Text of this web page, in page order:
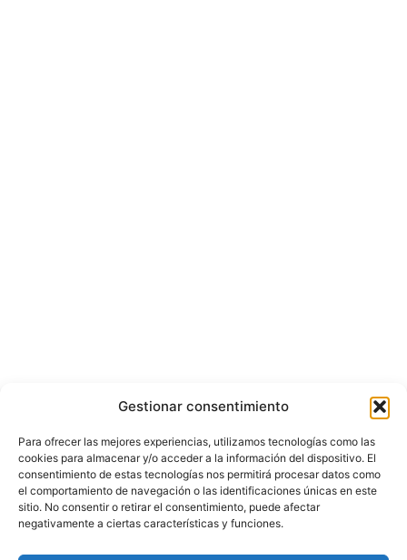
Gestionar consentimiento
Para ofrecer las mejores experiencias, utilizamos tecnologías como las
cookies para almacenar y/o acceder a la información del dispositivo. El
consentimiento de estas tecnologías nos permitirá procesar datos como
el comportamiento de navegación o las identificaciones únicas en este
sitio. No consentir o retirar el consentimiento, puede afectar
negativamente a ciertas características y funciones.